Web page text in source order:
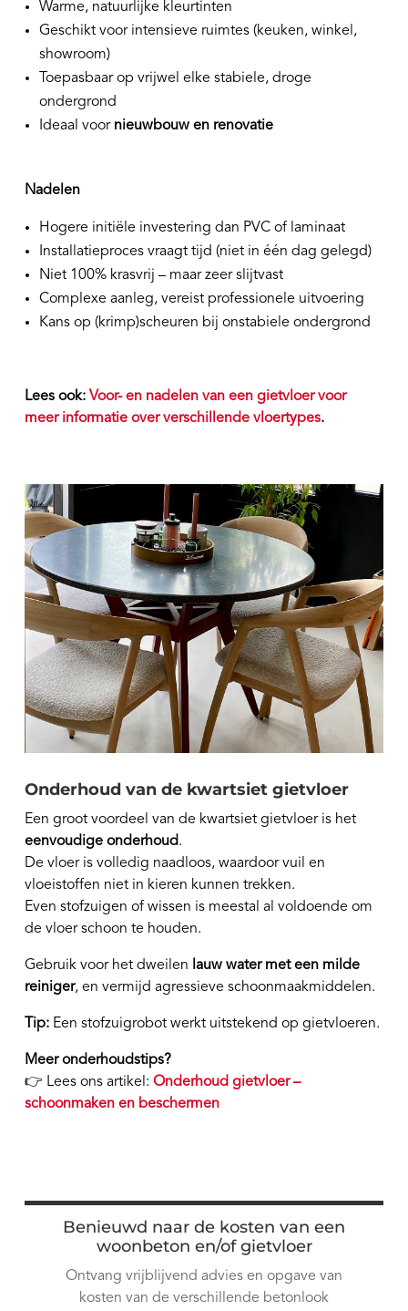
Warme, natuurlijke kleurtinten
Geschikt voor intensieve ruimtes (keuken, winkel,
showroom)
Toepasbaar op vrijwel elke stabiele, droge
ondergrond
Ideaal voor nieuwbouw en renovatie
Nadelen
Hogere initiële investering dan PVC of laminaat
Installatieproces vraagt tijd (niet in één dag gelegd)
Niet 100% krasvrij – maar zeer slijtvast
Complexe aanleg, vereist professionele uitvoering
Kans op (krimp)scheuren bij onstabiele ondergrond
Lees ook:Voor- en nadelen van een gietvloer voor
meer informatie over verschillende vloertypes.
Onderhoud van de kwartsiet gietvloer
Een groot voordeel van de kwartsiet gietvloer is het
eenvoudige onderhoud.
De vloer is volledig naadloos, waardoor vuil en
vloeistoffen niet in kieren kunnen trekken.
Even stofzuigen of wissen is meestal al voldoende om
de vloer schoon te houden.
Gebruik voor het dweilen lauw water met een milde
reiniger, en vermijd agressieve schoonmaakmiddelen.
Tip: Een stofzuigrobot werkt uitstekend op gietvloeren.
Meer onderhoudstips?
👉 Lees ons artikel:Onderhoud gietvloer –
schoonmaken en beschermen
Benieuwd naar de kosten van een
woonbeton en/of gietvloer
Ontvang vrijblijvend advies en opgave van
kosten van de verschillende betonlook